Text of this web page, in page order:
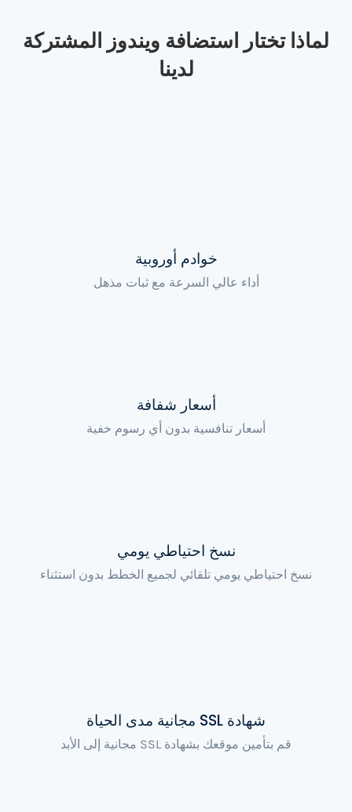
لماذا تختار استضافة ويندوز المشتركة
لدينا
خوادم أوروبية
أداء عالي السرعة مع ثبات مذهل
أسعار شفافة
أسعار تنافسية بدون أي رسوم خفية
نسخ احتياطي يومي
نسخ احتياطي يومي تلقائي لجميع الخطط بدون استثناء
شهادة SSL مجانية مدى الحياة
قم بتأمين موقعك بشهادة SSL مجانية إلى الأبد